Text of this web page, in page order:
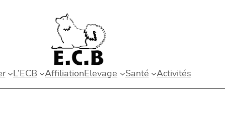
L’ECB AffiliationElevage Santé Activités